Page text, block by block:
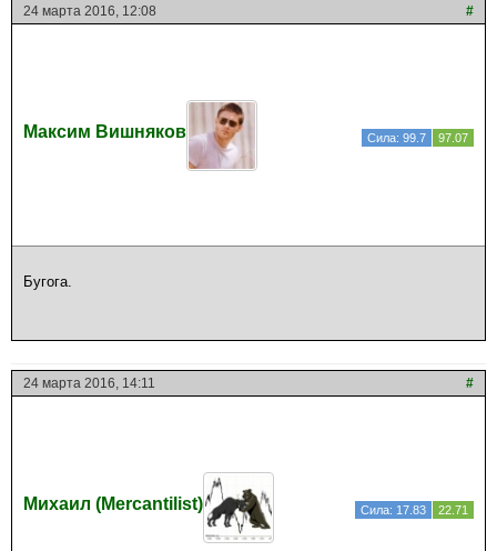
24 марта 2016, 12:08 #
Максим Вишняков Сила: 99.7 97.07
Бугога.
24 марта 2016, 14:11 #
Михаил (Mercantilist) Сила: 17.83 22.71